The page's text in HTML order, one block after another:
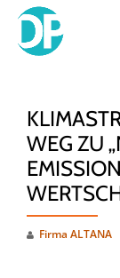
Skip
WEG ZU
Firma ALTANA